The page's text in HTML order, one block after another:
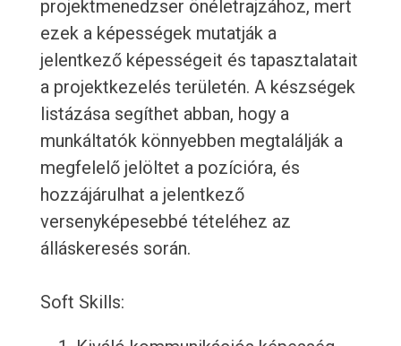
projektmenedzser önéletrajzához, mert
ezek a képességek mutatják a
jelentkező képességeit és tapasztalatait
a projektkezelés területén. A készségek
listázása segíthet abban, hogy a
munkáltatók könnyebben megtalálják a
megfelelő jelöltet a pozícióra, és
hozzájárulhat a jelentkező
versenyképesebbé tételéhez az
álláskeresés során.
Soft Skills: